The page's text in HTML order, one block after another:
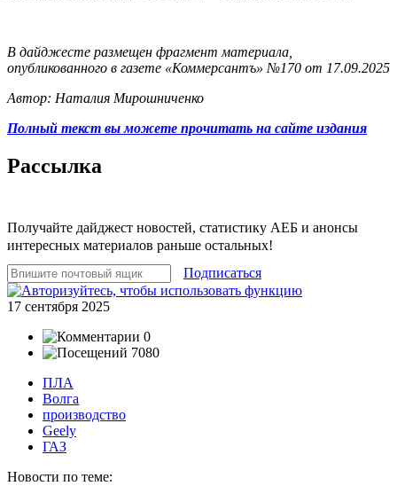
В дайджесте размещен фрагмент материала,
опубликованного в газете «Коммерсантъ» №170 от 17.09.2025
Автор: Наталия Мирошниченко
Полный текст вы можете прочитать на сайте издания
Рассылка
Получайте дайджест новостей, статистику АЕБ и анонсы
интересных материалов раньше остальных!
Подписаться
17 сентября 2025
0
7080
ПЛА
Волга
производство
Geely
ГАЗ
Новости по теме: